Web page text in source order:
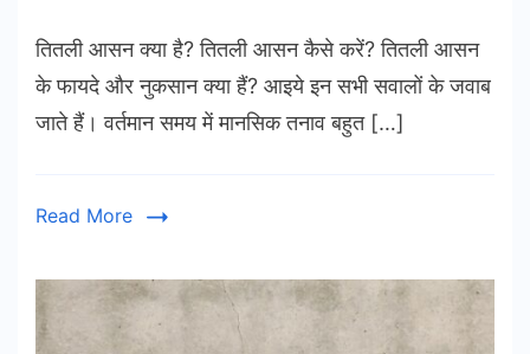
तितली आसन क्या है? तितली आसन कैसे करें? तितली आसन
के फायदे और नुकसान क्या हैं? आइये इन सभी सवालों के जवाब
जाते हैं। वर्तमान समय में मानसिक तनाव बहुत […]
Read More